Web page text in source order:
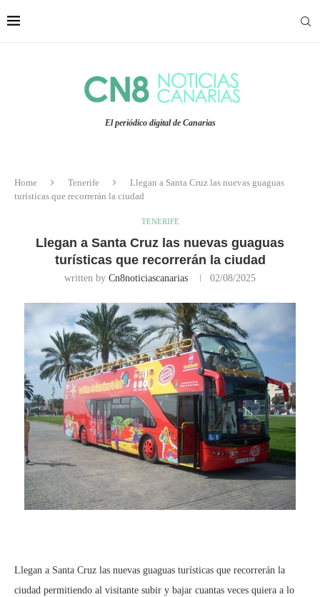
El periódico digital de Canarias
Home Tenerife
Llegan a Santa Cruz las nuevas guaguas
turísticas que recorrerán la ciudad
TENERIFE
Llegan a Santa Cruz las nuevas guaguas
turísticas que recorrerán la ciudad
written by Cn8noticiascanarias 02/08/2025
Llegan a Santa Cruz las nuevas guaguas turísticas que recorrerán la
ciudad permitiendo al visitante subir y bajar cuantas veces quiera a lo